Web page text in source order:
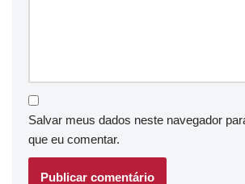
Salvar meus dados neste navegador
que eu comentar.